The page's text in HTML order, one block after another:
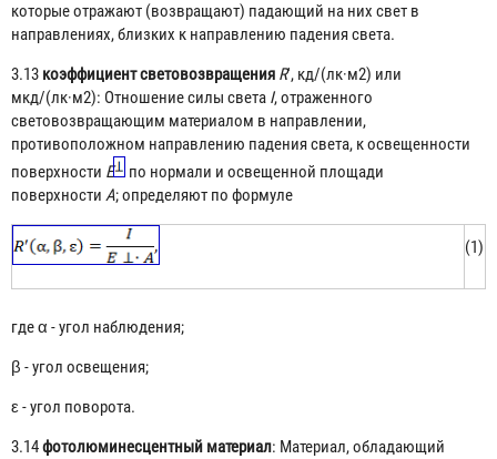
которые отражают (возвращают) падающий на них свет в
направлениях, близких к направлению падения света.
3.13 коэффициент световозвращения R', кд/(лк·м2) или
мкд/(лк·м2): Отношение силы света I, отраженного
световозвращающим материалом в направлении,
противоположном направлению падения света, к освещенности
поверхности E
по нормали и освещенной площади
поверхности A; определяют по формуле
(1)
где α - угол наблюдения;
β - угол освещения;
ε - угол поворота.
3.14фотолюминесцентный материал: Материал, обладающий